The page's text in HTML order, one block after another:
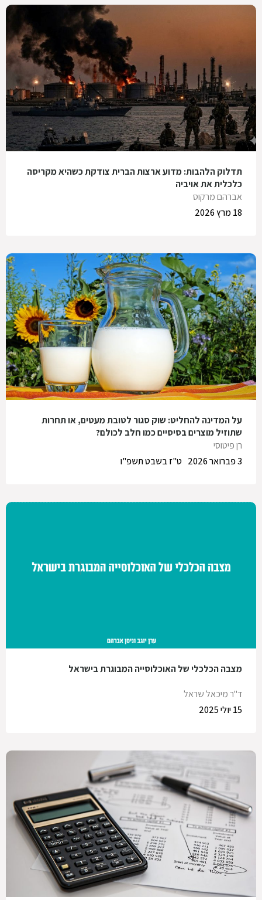
תדלוק הלהבות: מדוע ארצות הברית צודקת כשהיא מקריסה
כלכלית את אויביה
אברהם מרקוס
18 מרץ 2026
על המדינה להחליט: שוק סגור לטובת מעטים, או תחרות
שתוזיל מוצרים בסיסיים כמו חלב לכולם?
רן פיטוסי
ט"ז בשבט תשפ"ו
3 פברואר 2026
מצבה הכלכלי של האוכלוסייה המבוגרת בישראל
ד"ר מיכאל שראל
15 יולי 2025